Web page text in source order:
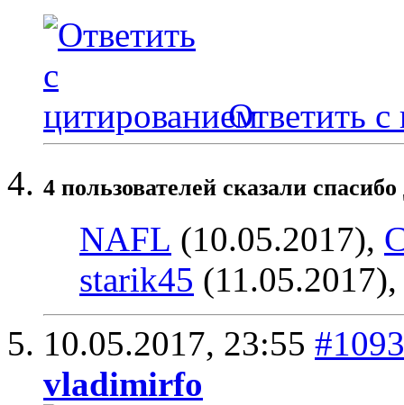
Ответить с
4 пользователей сказали
NAFL (10.05.2017),
starik45
10.05.2017, 23:55 #1093
vladimirfo